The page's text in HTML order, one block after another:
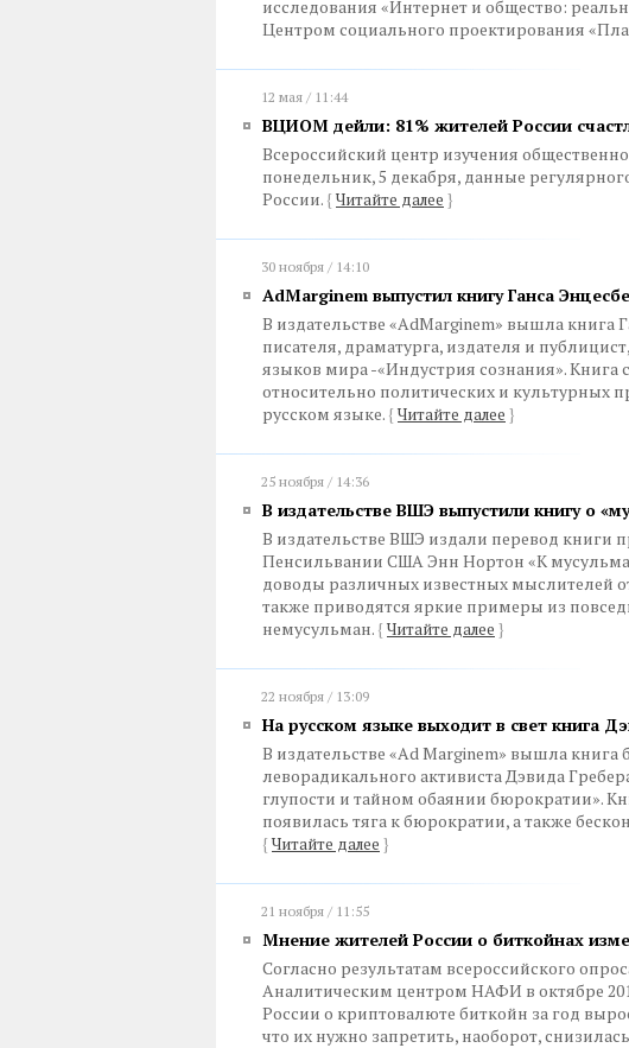
исследования «Интернет и общество:
Центром социального проектирования
12 мая / 11:44
ВЦИОМ дейли: 81% жителей России
Всероссийский центр изучения
понедельник, 5 декабря, данные
России. { Читайте далее }
30 ноября / 14:10
AdMarginem выпустил книгу Ганса
В издательстве «AdMarginem» вышла книга
писателя, драматурга, издателя и
языков мира -«Индустрия сознания».
относительно политических и культурных
русском языке. { Читайте далее }
25 ноября / 14:36
В издательстве ВШЭ выпустили книгу о
В издательстве ВШЭ издали перевод книги
Пенсильвании США Энн Нортон «К
доводы различных известных мыслителей
также приводятся яркие примеры из
немусульман. { Читайте далее }
22 ноября / 13:09
На русском языке выходит в свет книга
В издательстве «Ad Marginem» вышла книга
леворадикального активиста Дэвида
глупости и тайном обаянии бюрократии».
появилась тяга к бюрократии, а также
{ Читайте далее }
21 ноября / 11:55
Мнение жителей России о биткойнах
Согласно результатам всероссийского
Аналитическим центром НАФИ в октябре
России о криптовалюте биткойн за год
что их нужно запретить, наоборот,